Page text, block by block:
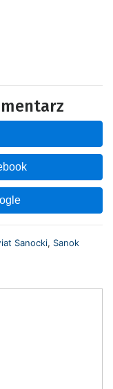
Sanocki, Sanok